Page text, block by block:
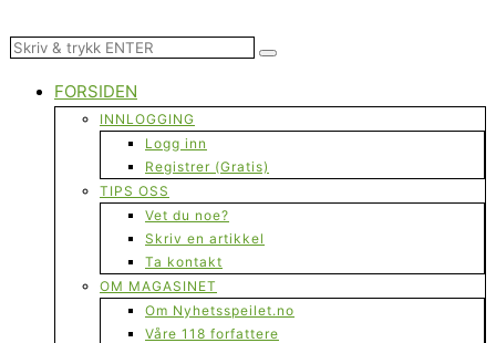
FORSIDEN
INNLOGGING
Logg inn
Registrer (Gratis)
TIPS OSS
Vet du noe?
Skriv en artikkel
Ta kontakt
OM MAGASINET
Om Nyhetsspeilet.no
Våre 118 forfattere